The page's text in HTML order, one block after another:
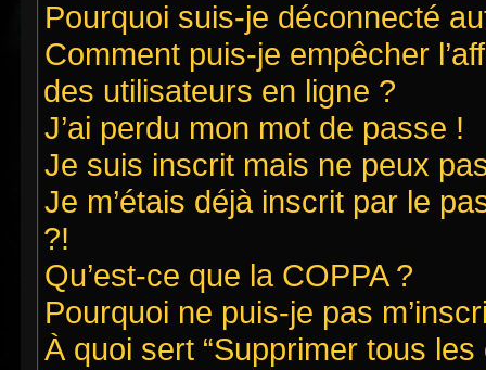
Pourquoi suis-je déconnecté
Comment puis-je empêcher
des utilisateurs en ligne ?
J’ai perdu mon mot de passe !
Je suis inscrit mais ne peux
Je m’étais déjà inscrit par le
?!
Qu’est-ce que la COPPA ?
Pourquoi ne puis-je pas
À quoi sert “Supprimer tous